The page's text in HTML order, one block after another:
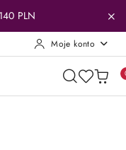
PLN
Moje konto